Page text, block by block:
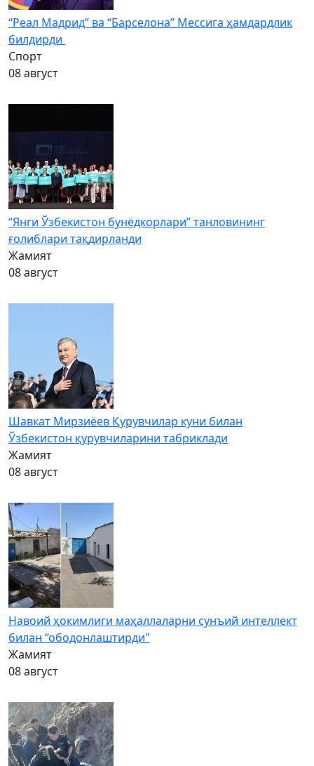
“Реал Мадрид” ва “Барселона” Мессига ҳамдардлик
билдирди
Спорт
08 август
“Янги Ўзбекистон бунёдкорлари” танловининг
ғолиблари тақдирланди
Жамият
08 август
Шавкат Мирзиёев Қурувчилар куни билан
Ўзбекистон қурувчиларини табриклади
Жамият
08 август
Навоий ҳокимлиги маҳаллаларни сунъий интеллект
билан “ободонлаштирди"
Жамият
08 август